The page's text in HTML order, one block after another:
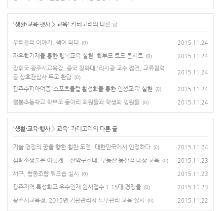
'생활·교육·행사> 교육' 카테고리의 다른 글
우리들의 이야기, 책이 되다 (0) 2015.11.24
자유학기제를 통한 행복교육 실현, 학부모 토크 콘서트 (0) 2015.11.24
장휘국 광주시교육감, 중국 칭화대 '리시광 교수 접견, 교류협력
등 상호관심사 두고 환담 (0)
2015.11.24
광주수피아여중 ‘스포츠클럽 활성화를 통한 인성교육’ 실현 (0) 2015.11.24
월봉초등학교 학부모 동아리 회원들과 학생회 임원들 (0) 2015.11.24
'생활·교육·행사> 교육' 카테고리의 다른 글
기술 명장의 꿈을 향한 힘찬 도전! 대한민국에서 인정하다 (0) 2015.11.24
심폐소생술은 이렇게… 산악구조대, 무등산 등산객 대상 교육 (0) 2015.11.23
서구, 협동조합 워크숍 실시 (0) 2015.11.23
광주지역 특성화고 우수인재 원서접수 1.15대 경쟁률 (0) 2015.11.23
광주시교육청, 2015년 기관관리자 노무관리 교육 실시 (0) 2015.11.22